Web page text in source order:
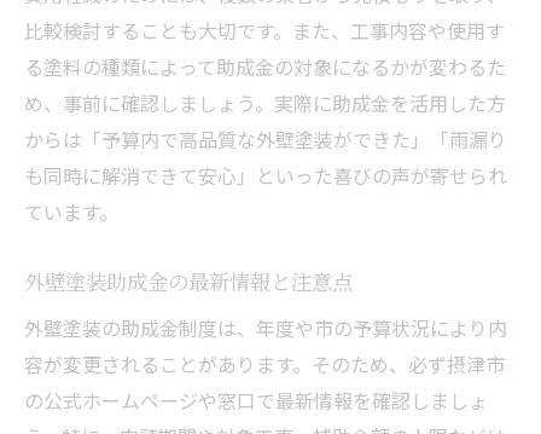
比較検討することも大切です。また、工事内容や使用す
る塗料の種類によって助成金の対象になるかが変わるた
め、事前に確認しましょう。実際に助成金を活用した方
からは「予算内で高品質な外壁塗装ができた」「雨漏り
も同時に解消できて安心」といった喜びの声が寄せられ
ています。
外壁塗装助成金の最新情報と注意点
外壁塗装の助成金制度は、年度や市の予算状況により内
容が変更されることがあります。そのため、必ず摂津市
の公式ホームページや窓口で最新情報を確認しましょ